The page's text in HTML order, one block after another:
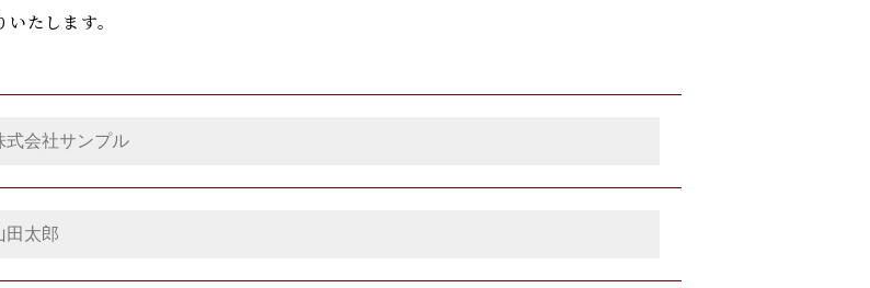
たします。